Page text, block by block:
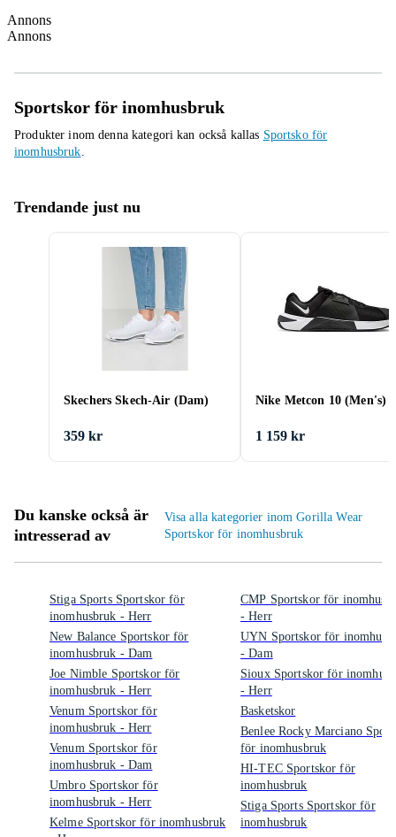
Annons
Annons
Sportskor för inomhusbruk
Produkter inom denna kategori kan också kallas Sportsko för
inomhusbruk.
Trendande just nu
Skechers Skech-Air (Dam)
359 kr
Nike Metcon 10 (Men's)
1 159 kr
Du kanske också är
intresserad av
Visa alla kategorier inom Gorilla Wear
Sportskor för inomhusbruk
Stiga Sports Sportskor för
inomhusbruk - Herr
New Balance Sportskor för
inomhusbruk - Dam
Joe Nimble Sportskor för
inomhusbruk - Herr
Venum Sportskor för
inomhusbruk - Herr
Venum Sportskor för
inomhusbruk - Dam
Umbro Sportskor för
inomhusbruk - Herr
Kelme Sportskor för inomhusbruk
CMP Sportskor för
- Herr
UYN Sportskor för
- Dam
Sioux Sportskor för
- Herr
Basketskor
Benlee Rocky Marciano
för inomhusbruk
HI-TEC Sportskor för
inomhusbruk
Stiga Sports Sportskor för
inomhusbruk